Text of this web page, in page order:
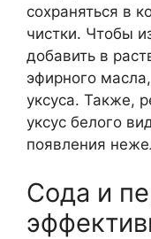
сохраняться в
чистки. Чтобы
добавить в
эфирного
уксуса. Также,
уксус белого
появления
Сода и